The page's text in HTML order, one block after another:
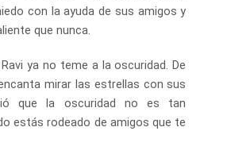
con la ayuda de sus amigos y
que nunca.
ya no teme a la oscuridad. De
mirar las estrellas con sus
que la oscuridad no es tan
estás rodeado de amigos que te